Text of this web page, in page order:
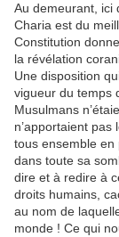
Au demeurant, ici
Charia est du
Constitution
la révélation
Une disposition
vigueur du temps
Musulmans
n’apportaient
tous ensemble en
dans toute sa
dire et à redire à
droits humains,
au nom de
monde ! Ce qui